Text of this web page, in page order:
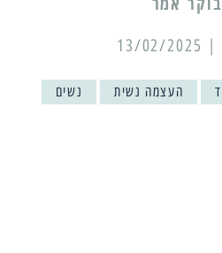
העצמה נשית נשים